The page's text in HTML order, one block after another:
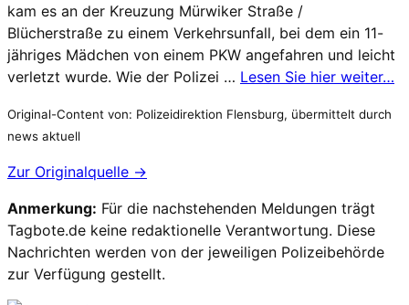
kam es an der Kreuzung Mürwiker Straße /
Blücherstraße zu einem Verkehrsunfall, bei dem ein 11-
jähriges Mädchen von einem PKW angefahren und leicht
verletzt wurde. Wie der Polizei … Lesen Sie hier weiter…
Original-Content von: Polizeidirektion Flensburg, übermittelt durch
news aktuell
Zur Originalquelle →
Anmerkung: Für die nachstehenden Meldungen trägt
Tagbote.de keine redaktionelle Verantwortung. Diese
Nachrichten werden von der jeweiligen Polizeibehörde
zur Verfügung gestellt.